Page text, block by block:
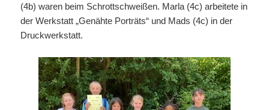
(4b) waren beim Schrottschweißen. Marla (4c) arbeitete in
der Werkstatt „Genähte Porträts“ und Mads (4c) in der
Druckwerkstatt.